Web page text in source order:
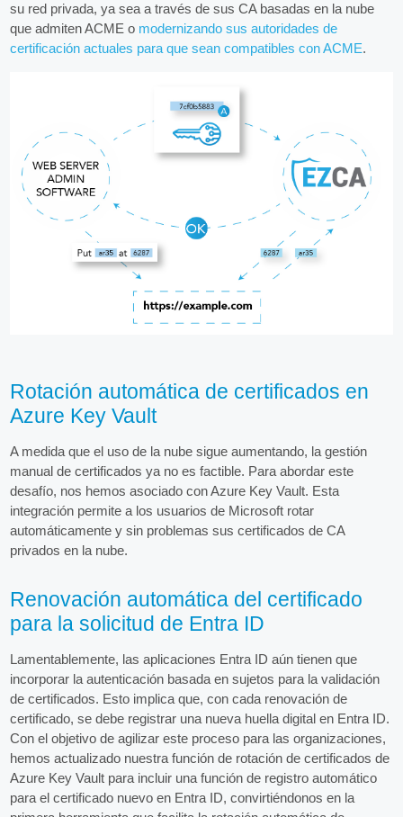
su red privada, ya sea a través de sus CA basadas en la nube
que admiten ACME o modernizando sus autoridades de
certificación actuales para que sean compatibles con ACME.
Rotación automática de certificados en
Azure Key Vault
A medida que el uso de la nube sigue aumentando, la gestión
manual de certificados ya no es factible. Para abordar este
desafío, nos hemos asociado con Azure Key Vault. Esta
integración permite a los usuarios de Microsoft rotar
automáticamente y sin problemas sus certificados de CA
privados en la nube.
Renovación automática del certificado
para la solicitud de Entra ID
Lamentablemente, las aplicaciones Entra ID aún tienen que
incorporar la autenticación basada en sujetos para la validación
de certificados. Esto implica que, con cada renovación de
certificado, se debe registrar una nueva huella digital en Entra ID.
Con el objetivo de agilizar este proceso para las organizaciones,
hemos actualizado nuestra función de rotación de certificados de
Azure Key Vault para incluir una función de registro automático
para el certificado nuevo en Entra ID, convirtiéndonos en la